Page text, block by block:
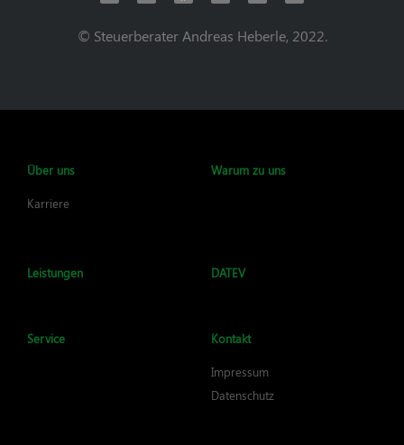
© Steuerberater Andreas Heberle, 2022.
Über uns
Karriere
Warum zu uns
Leistungen DATEV
Service Kontakt
Impressum
Datenschutz